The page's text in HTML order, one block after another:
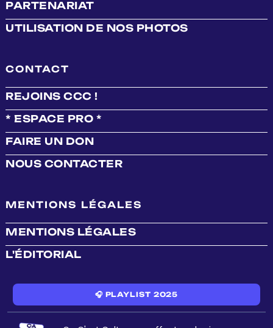
PARTENARIAT
UTILISATION DE NOS PHOTOS
CONTACT
REJOINS CCC !
* ESPACE PRO *
FAIRE UN DON
NOUS CONTACTER
MENTIONS LÉGALES
MENTIONS LÉGALES
L'ÉDITORIAL
🎧 PLAYLIST 2025